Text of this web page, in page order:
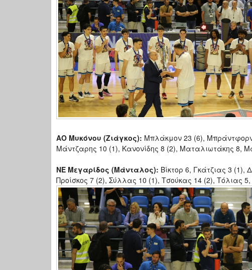
ΑΟ Μυκόνου (Ζιάγκος): Μπλάκμον 23 (6),
Μάντζαρης 10 (1), Κανονίδης 8 (2), Ματαλιωτάκης 8,
ΝΕ Μεγαρίδος (Μάνταλος): Βίκτορ 6, Γκάτζιας 3 (1),
Προίσκος 7 (2), Σύλλας 10 (1), Τσούκας 14 (2), Τόλιας